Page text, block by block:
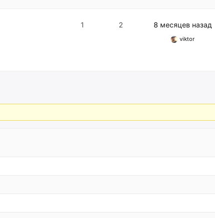
1 2 8 месяцев назад
viktor